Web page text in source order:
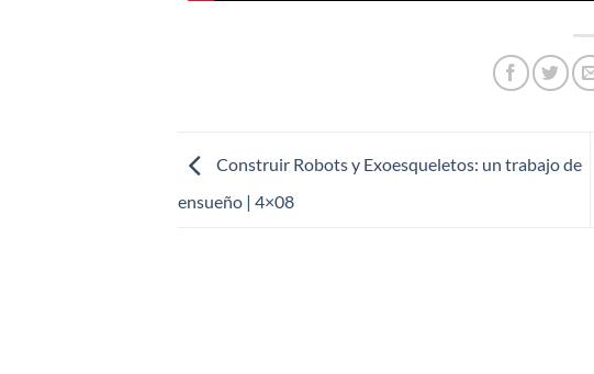
Construir Robots y Exoesqueletos: un trabajo de
ensueño | 4×08